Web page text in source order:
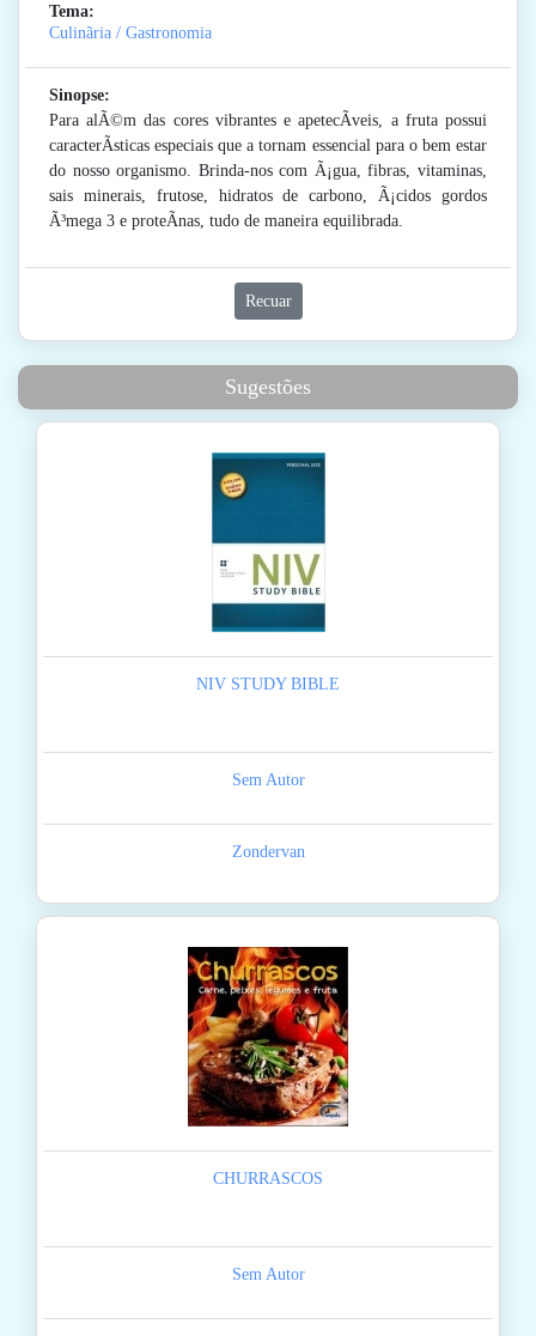
Tema:
Culinãria / Gastronomia
Sinopse:
Para alÃ©m das cores vibrantes e apetecÃ­veis, a fruta possui
caracterÃ­sticas especiais que a tornam essencial para o bem estar
do nosso organismo. Brinda-nos com Ã¡gua, fibras, vitaminas,
sais minerais, frutose, hidratos de carbono, Ã¡cidos gordos
Ã³mega 3 e proteÃ­nas, tudo de maneira equilibrada.
Recuar
Sugestões
NIV STUDY BIBLE
Sem Autor
Zondervan
CHURRASCOS
Sem Autor